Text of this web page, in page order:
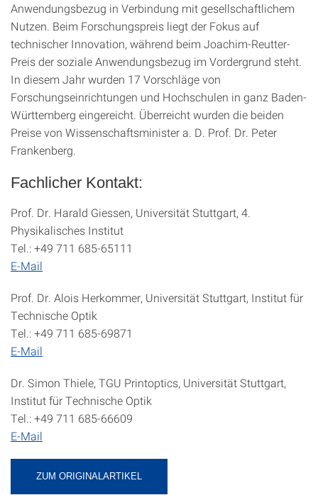
Anwendungsbezug in Verbindung mit gesellschaftlichem
Nutzen. Beim Forschungspreis liegt der Fokus auf
technischer Innovation, während beim Joachim-Reutter-
Preis der soziale Anwendungsbezug im Vordergrund steht.
In diesem Jahr wurden 17 Vorschläge von
Forschungseinrichtungen und Hochschulen in ganz Baden-
Württemberg eingereicht. Überreicht wurden die beiden
Preise von Wissenschaftsminister a. D. Prof. Dr. Peter
Frankenberg.
Fachlicher Kontakt:
Prof. Dr. Harald Giessen, Universität Stuttgart, 4.
Physikalisches Institut
Tel.: +49 711 685-65111
E-Mail
Prof. Dr. Alois Herkommer, Universität Stuttgart, Institut für
Technische Optik
Tel.: +49 711 685-69871
E-Mail
Dr. Simon Thiele, TGU Printoptics, Universität Stuttgart,
Institut für Technische Optik
Tel.: +49 711 685-66609
E-Mail
ZUM ORIGINALARTIKEL